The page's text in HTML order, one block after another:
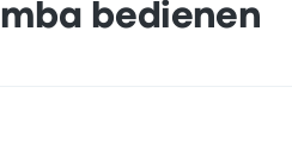
bedienen